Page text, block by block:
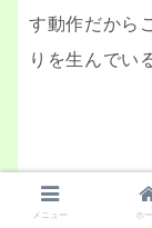
す動作だから
りを生んでい
インテリア
メニュー ホ